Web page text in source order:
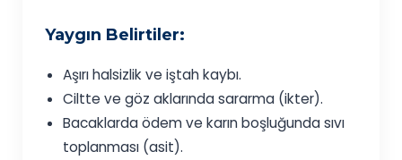
Yaygın Belirtiler:
Aşırı halsizlik ve iştah kaybı.
Ciltte ve göz aklarında sararma (ikter).
Bacaklarda ödem ve karın boşluğunda sıvı
toplanması (asit).